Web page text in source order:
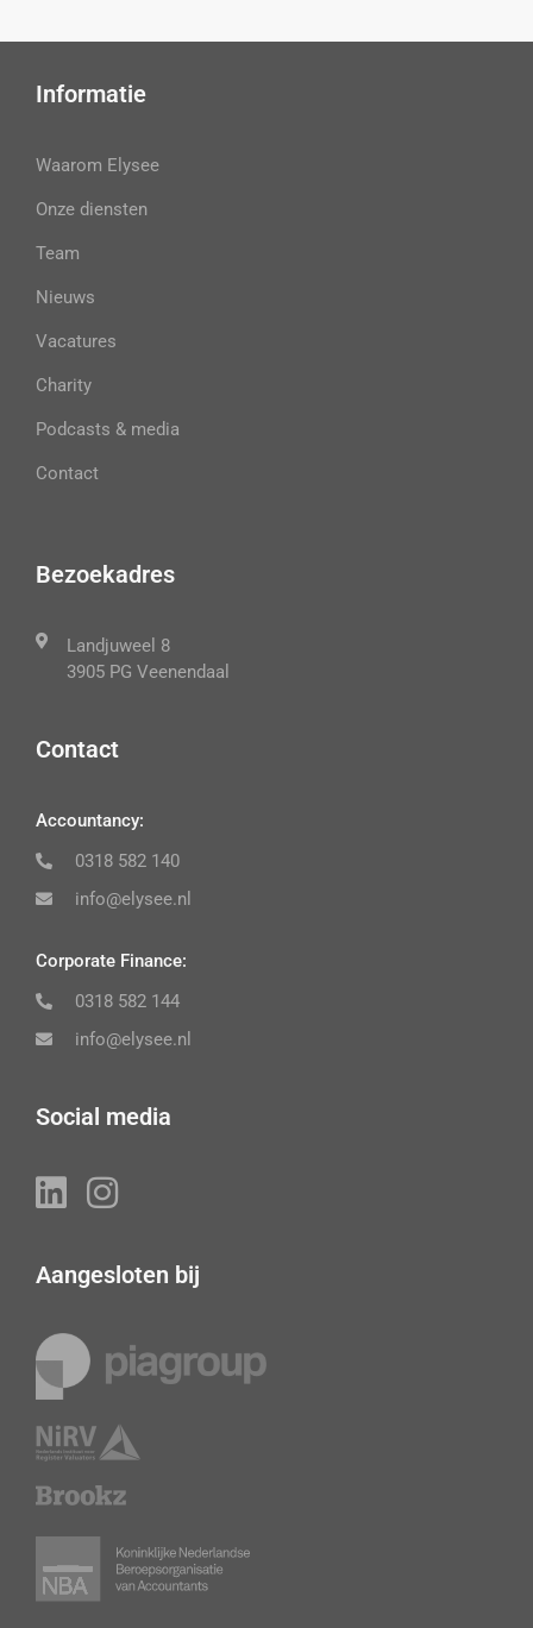
Informatie
Waarom Elysee
Onze diensten
Team
Nieuws
Vacatures
Charity
Podcasts & media
Contact
Bezoekadres
Landjuweel 8
3905 PG Veenendaal
Contact
Accountancy:
0318 582 140
info@elysee.nl
Corporate Finance:
0318 582 144
info@elysee.nl
Social media
Aangesloten bij